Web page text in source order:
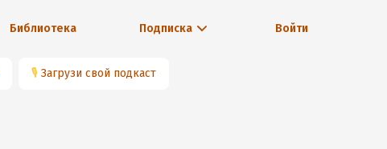
Библиотека Подписка Войти
🎙 Загрузи свой подкаст